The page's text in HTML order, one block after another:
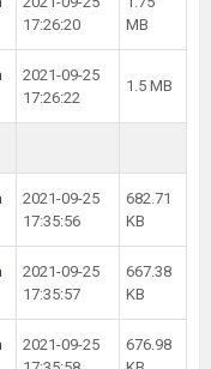
17:26:20
MB
2021-09-25
17:26:22
1.5 MB
2021-09-25
17:35:56
682.71
KB
2021-09-25
17:35:57
667.38
KB
2021-09-25
676.98